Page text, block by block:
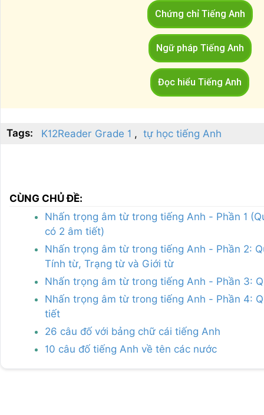
Chứng chỉ Tiếng Anh
Ngữ pháp Tiếng Anh
Đọc hiểu Tiếng Anh
Tags: K12Reader Grade 1 tự học tiếng Anh
CÙNG CHỦ ĐỀ:
Nhấn trọng âm từ trong tiếng Anh - Phần 1
có 2 âm tiết)
Nhấn trọng âm từ trong tiếng Anh - Phần 2:
Tính từ, Trạng từ và Giới từ
Nhấn trọng âm từ trong tiếng Anh - Phần 3:
Nhấn trọng âm từ trong tiếng Anh - Phần 4:
tiết
26 câu đố với bảng chữ cái tiếng Anh
10 câu đố tiếng Anh về tên các nước